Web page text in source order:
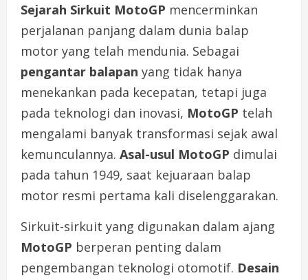
Sejarah Sirkuit MotoGP mencerminkan
perjalanan panjang dalam dunia balap
motor yang telah mendunia. Sebagai
pengantar balapan yang tidak hanya
menekankan pada kecepatan, tetapi juga
pada teknologi dan inovasi, MotoGP telah
mengalami banyak transformasi sejak awal
kemunculannya. Asal-usul MotoGP dimulai
pada tahun 1949, saat kejuaraan balap
motor resmi pertama kali diselenggarakan.
Sirkuit-sirkuit yang digunakan dalam ajang
MotoGP berperan penting dalam
pengembangan teknologi otomotif. Desain